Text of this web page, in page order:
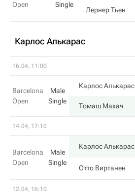
Open
Single
Лернер Тьен
Карлос Алькарас
16.04, 11:00
Barcelona
Open
Male
Single
Карлос Алькарас
Томаш Махач
14.04, 17:10
Barcelona
Open
Male
Single
Карлос Алькарас
Отто Виртанен
12.04, 16:10